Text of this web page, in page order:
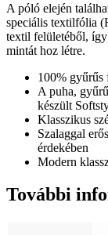
A póló elején
speciális textilfólia
textil felületéből,
mintát hoz létre.
100% gyűrűs
A puha,
készült
Klasszikus
Szalaggal
érdekében
Modern
További